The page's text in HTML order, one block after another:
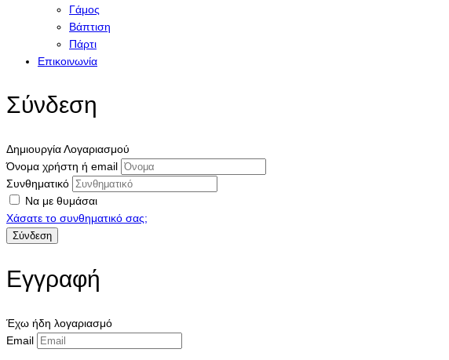
Γάμος
Βάπτιση
Πάρτι
Επικοινωνία
Σύνδεση
Δημιουργία Λογαριασμού
Όνομα χρήστη ή email
Συνθηματικό
Να με θυμάσαι
Χάσατε το συνθηματικό σας;
Εγγραφή
Έχω ήδη λογαριασμό
Email